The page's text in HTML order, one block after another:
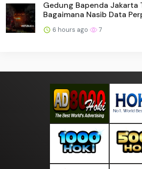
Gedung Bapenda Jakarta
Bagaimana Nasib Data
6 hours ago 7